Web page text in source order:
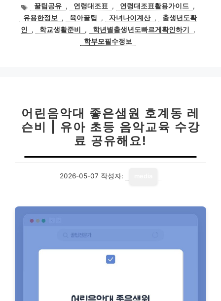
태
그
꿀팁공유 , 연령대조표 , 연령대조표활용가이드 ,
유용한정보 , 육아꿀팁 , 자녀나이계산 ,
출생년도확
인
, 학교생활준비 , 학년별출생년도빠르게확인하기
,
학부모필수정보
어린음악대 좋은샘원 호계동 레
슨비 | 유아 초등 음악교육 수강
료 공유해요!
2026-05-07 작성자: